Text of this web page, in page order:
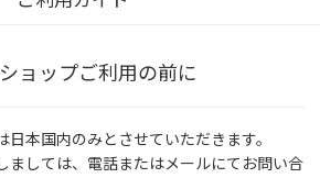
ョップご利用の前に
本国内のみとさせていただきます。
ましては、電話またはメールにてお問い合